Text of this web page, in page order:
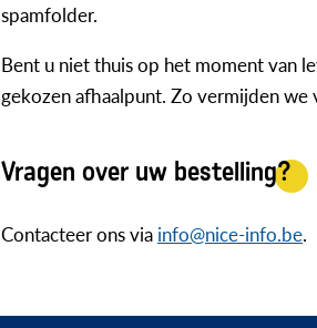
spamfolder.
Bent u niet thuis op het moment van
gekozen afhaalpunt. Zo vermijden
Vragen over uw bestelling?
Contacteer ons via info@nice-info.be.